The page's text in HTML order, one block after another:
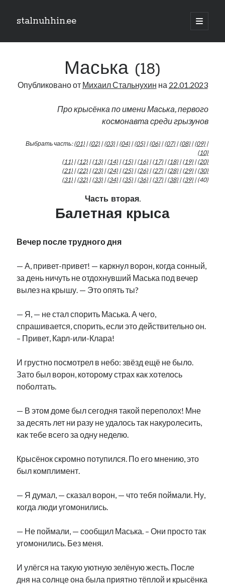
stalnuhhin.ee
отрыть
Боковая
панель
Интервью
Нарва и северо-восток
Образование
Парламент и правительство
Экономика
Юмор
radio narva takinada
безработица
в поисках здравого смысла выборы высказывание
евросоюз
нацменьшинства образование обучение эстонскому
памятники парад клоунов парламент партия поводырь
подкаст
рийгикогу россия русский роман
русскоязычное образование
эстония эстонский язык
mstalnuhhin@gmail.com
Отзывы и предложения по блогу:
Маська (18)
Опубликовано от Михаил Стальнухин на 22.01.2023
Про крысёнка по имени Маська, первого
космонавта среди грызунов
Выбрать часть:(01)|(02)|(03)|(04)|(05)|(06)|(07)|(08)|(09)|
(10)
(11)|(12)|(13)|(14)|(15)|(16)|(17)|(18)|(19)|(20)
(21)|(22)|(23)|(24)|(25)|(26)|(27)|(28)|(29)|(30)
(31)|(32)|(33)|(34)|(35)|(36)|(37)|(38)|(39)| (40)
Часть вторая.
Балетная крыса
Вечер после трудного дня
— А, привет-привет! — каркнул ворон, когда сонный,
за день ничуть не отдохнувший Маська под вечер
вылез на крышу. — Это опять ты?
— Я, — не стал спорить Маська. А чего,
спрашивается, спорить, если это действительно он.
– Привет, Карл-или-Клара!
И грустно посмотрел в небо: звёзд ещё не было.
Зато был ворон, которому страх как хотелось
поболтать.
— В этом доме был сегодня такой переполох! Мне
за десять лет ни разу не удалось так накуролесить,
как тебе всего за одну неделю.
Крысёнок скромно потупился. По его мнению, это
был комплимент.
— Я думал, — сказал ворон, — что тебя поймали. Ну,
когда люди угомонились.
— Не поймали, — сообщил Маська. – Они просто так
угомонились. Без меня.
И улёгся на такую уютную зелёную жесть. После
дня на солнце она была приятно тёплой и крысёнка